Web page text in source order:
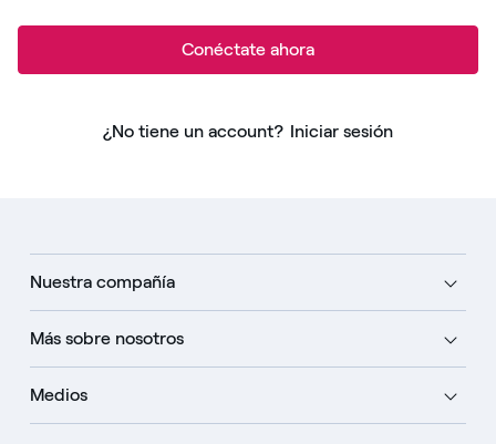
Conéctate ahora
¿No tiene un account? Iniciar sesión
Nuestra compañía
Más sobre nosotros
Medios